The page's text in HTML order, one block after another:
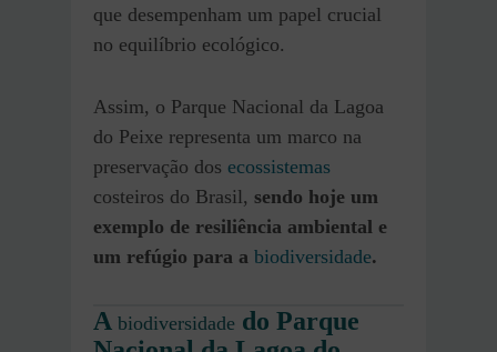
que desempenham um papel crucial
no equilíbrio ecológico.
Assim, o Parque Nacional da Lagoa
do Peixe representa um marco na
preservação dos ecossistemas
costeiros do Brasil, sendo hoje um
exemplo de resiliência ambiental e
um refúgio para a biodiversidade.
A biodiversidade do Parque